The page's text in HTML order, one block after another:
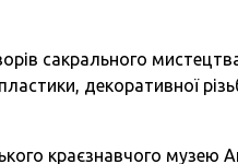
сакрального
декоративної
краєзнавчого музею